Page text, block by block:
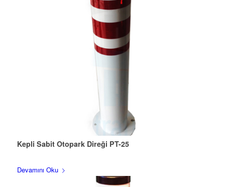
Kepli Sabit Otopark Direği PT-25
Devamını Oku